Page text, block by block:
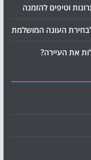
וטיפים להזמנה
העונה המושלמת
את העיירה?